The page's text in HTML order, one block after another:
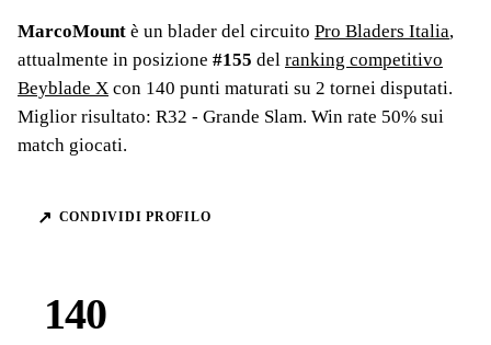
MarcoMount è un blader del circuito Pro Bladers Italia,
attualmente in posizione #155 del ranking competitivo
Beyblade X con 140 punti maturati su 2 tornei disputati.
Miglior risultato: R32 - Grande Slam. Win rate 50% sui
match giocati.
↗ CONDIVIDI PROFILO
140